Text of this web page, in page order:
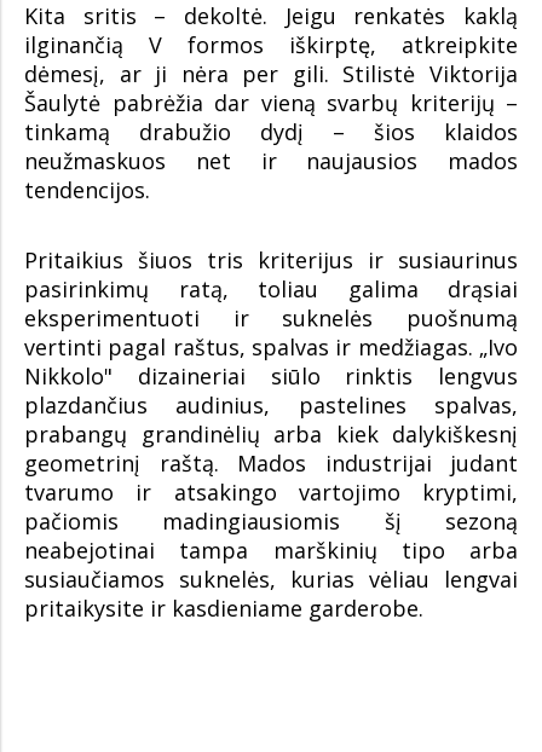
Kita sritis – dekoltė. Jeigu renkatės kaklą
ilginančią V formos iškirptę, atkreipkite
dėmesį, ar ji nėra per gili. Stilistė Viktorija
Šaulytė pabrėžia dar vieną svarbų kriterijų –
tinkamą drabužio dydį – šios klaidos
neužmaskuos net ir naujausios mados
tendencijos.
Pritaikius šiuos tris kriterijus ir susiaurinus
pasirinkimų ratą, toliau galima drąsiai
eksperimentuoti ir suknelės puošnumą
vertinti pagal raštus, spalvas ir medžiagas. „Ivo
Nikkolo" dizaineriai siūlo rinktis lengvus
plazdančius audinius, pastelines spalvas,
prabangų grandinėlių arba kiek dalykiškesnį
geometrinį raštą. Mados industrijai judant
tvarumo ir atsakingo vartojimo kryptimi,
pačiomis madingiausiomis šį sezoną
neabejotinai tampa marškinių tipo arba
susiaučiamos suknelės, kurias vėliau lengvai
pritaikysite ir kasdieniame garderobe.